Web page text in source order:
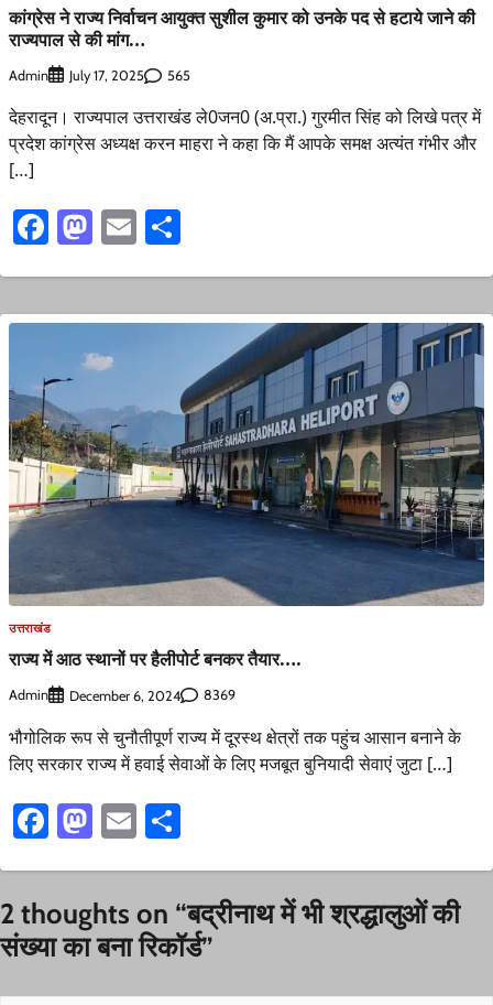
कांग्रेस ने राज्य निर्वाचन आयुक्त सुशील कुमार को उनके पद से हटाये जाने की
राज्यपाल से की मांग…
Admin July 17, 2025 565
देहरादून। राज्यपाल उत्तराखंड ले0जन0 (अ.प्रा.) गुरमीत सिंह को लिखे पत्र में
प्रदेश कांग्रेस अध्यक्ष करन माहरा ने कहा कि मैं आपके समक्ष अत्यंत गंभीर और
[…]
Facebook
Mastodon
Email
उत्तराखंड
राज्य में आठ स्थानों पर हैलीपोर्ट बनकर तैयार….
Admin December 6, 2024 8369
भौगोलिक रूप से चुनौतीपूर्ण राज्य में दूरस्थ क्षेत्रों तक पहुंच आसान बनाने के
लिए सरकार राज्य में हवाई सेवाओं के लिए मजबूत बुनियादी सेवाएं जुटा […]
Facebook
Mastodon
Email
2 thoughts on “बद्रीनाथ में भी श्रद्धालुओं की
संख्या का बना रिकॉर्ड”